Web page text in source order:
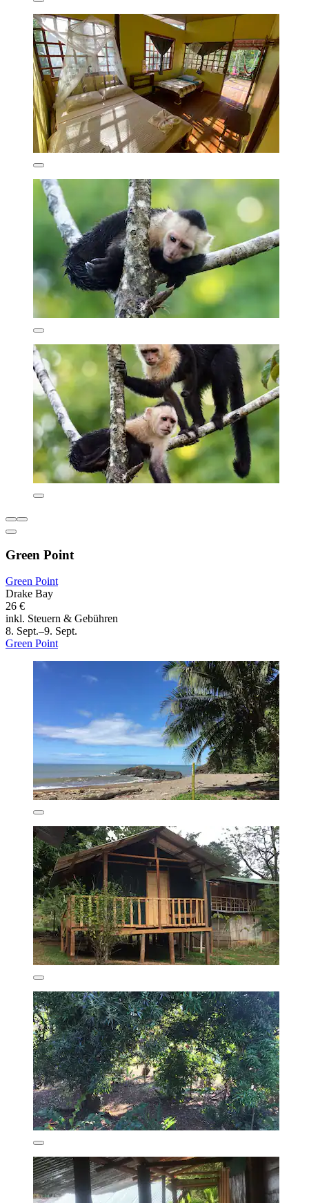
Green Point
Green Point
Drake Bay
26 €
inkl. Steuern & Gebühren
8. Sept.–9. Sept.
Green Point